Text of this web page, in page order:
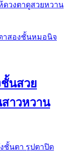
ดวงตาดูสวยหวาน
าสองชั้นหมอนิจ
นสวย
สาวหวาน
ชั้นตา รูปตาปิด